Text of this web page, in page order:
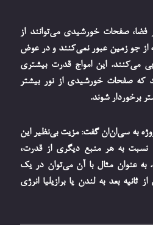
فضا، صفحات خورشیدی می‌توانند از
از جو زمین عبور نمی‌کنند و در عوض
می‌کنند. این امواج قدرت بیشتری
که صفحات خورشیدی از نور بیشتر
برخوردار شوند.
به سی‌ان‌ان گفت: مزیت بی‌نظیر این
نسبت به هر منبع دیگری از قدرت،
به عنوان مثال با آن می‌توان در یک
بعد به لندن یا برازیلیا انرژی